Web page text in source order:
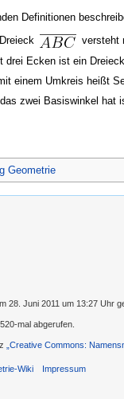
Definitionen
versteht
drei Ecken ist ein Dreieck.
einem Umkreis heißt
zwei Basiswinkel hat
Geometrie
28. Juni 2011 um 13:27 Uhr
mal abgerufen.
„Creative Commons:
Wiki Impressum